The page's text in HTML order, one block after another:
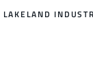
LAKELAND